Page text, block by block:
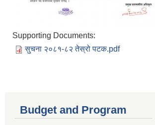
Supporting Documents:
सुचना २०८१-८२ तेस्रो पटक.pdf
Budget and Program